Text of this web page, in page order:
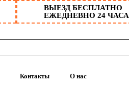
ВЫЕЗД БЕСПЛАТНО
ЕЖЕДНЕВНО 24 ЧАСА
Контакты О нас